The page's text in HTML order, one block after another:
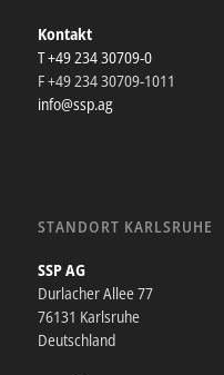
Kontakt
T +49 234 30709-0
F +49 234 30709-1011
info@ssp.ag
STANDORT KARLSRUHE
SSP AG
Durlacher Allee 77
76131 Karlsruhe
Deutschland